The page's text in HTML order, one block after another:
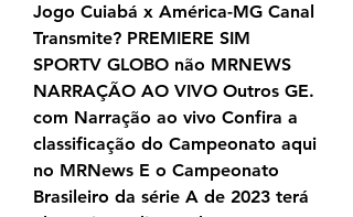
Jogo Cuiabá x América-MG Canal
Transmite? PREMIERE SIM
SPORTV GLOBO não MRNEWS
NARRAÇÃO AO VIVO Outros GE.
com Narração ao vivo Confira a
classificação do Campeonato aqui
no MRNews E o Campeonato
Brasileiro da série A de 2023 terá